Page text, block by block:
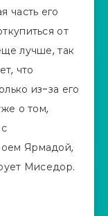
часть его
от
лучше, так
что
из-за его
о том,
Ярмадой,
Миседор.